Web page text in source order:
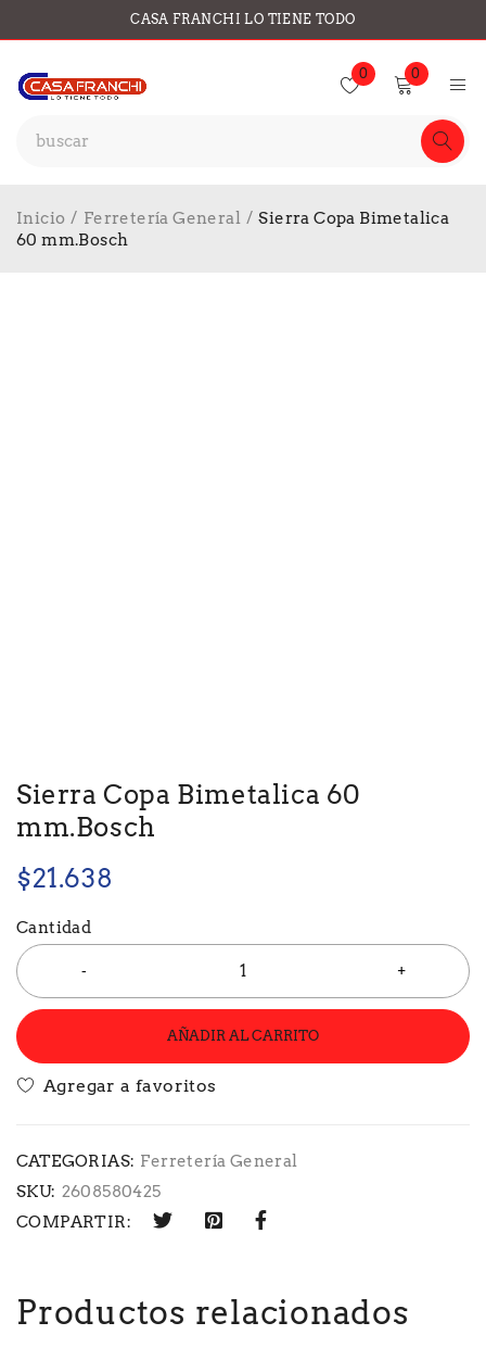
CASA FRANCHI LO TIENE TODO
0 0
Inicio / Ferretería General / Sierra Copa Bimetalica
60 mm.Bosch
Sierra Copa Bimetalica 60
mm.Bosch
$21.638
Cantidad
AÑADIR AL CARRITO
CATEGORIAS: Ferretería General
SKU: 2608580425
COMPARTIR:
Productos relacionados